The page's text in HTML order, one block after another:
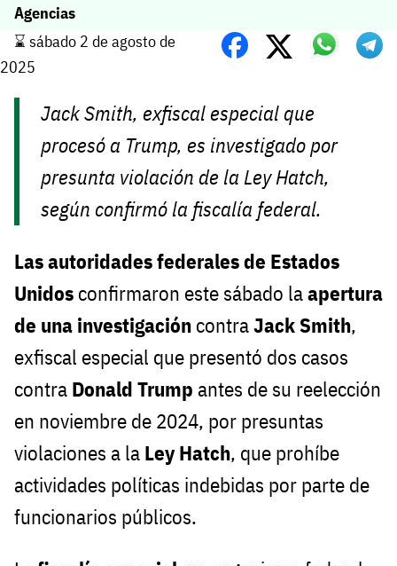
Agencias
⌛️ sábado 2 de agosto de
2025
Jack Smith, exfiscal especial que
procesó a Trump, es investigado por
presunta violación de la Ley Hatch,
según confirmó la fiscalía federal.
Las autoridades federales de Estados
Unidos confirmaron este sábado laapertura
de una investigación contraJack Smith,
exfiscal especial que presentó dos casos
contra Donald Trump antes de su reelección
en noviembre de 2024, por presuntas
violaciones a la Ley Hatch, que prohíbe
actividades políticas indebidas por parte de
funcionarios públicos.